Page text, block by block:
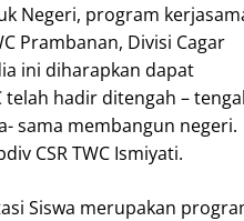
Negeri, program
Prambanan, Divisi Cagar
ini diharapkan dapat
hadir ditengah –
sama membangun negeri.
CSR TWC Ismiyati.
Siswa merupakan